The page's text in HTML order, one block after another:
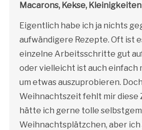
Macarons, Kekse, Kleinigkeiten
Eigentlich habe ich ja nichts
aufwändigere Rezepte. Oft ist
einzelne Arbeitsschritte gut
oder vielleicht ist auch einfach
um etwas auszuprobieren.
Weihnachtszeit fehlt mir diese
hätte ich gerne tolle
Weihnachtsplätzchen, aber